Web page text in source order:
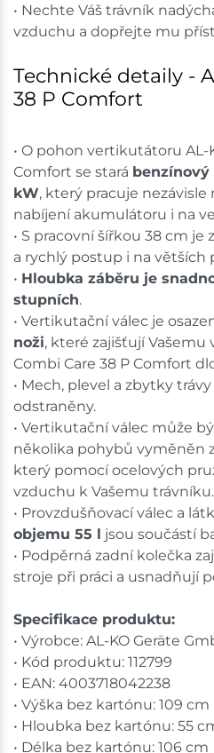
• Nechte Váš trávník
vzduchu a dopřejte mu
Technické detaily -
38 P Comfort
• O pohon vertikutátoru AL-
Comfort se stará benzínový
kW, který pracuje
nabíjení akumulátoru i na
• S pracovní šířkou 38 cm
a rychlý postup i na větších
• Hloubka záběru je
stupních.
• Vertikutační válec je
noži, které zajišťují
Combi Care 38 P Comfort
• Mech, plevel a zbytky
odstraněny.
• Vertikutační válec může
několika pohybů vyměněn
který pomocí ocelových
vzduchu k Vašemu trávníku.
• Provzdušňovací válec a
objemu 55 l jsou součástí
• Podpěrná zadní kolečka
stroje při práci a usnadňují
Specifikace produktu:
• Výrobce: AL-KO Geräte
• Kód produktu: 112799
• EAN: 4003718042238
• Výška bez kartónu: 109 cm
• Hloubka bez kartónu: 55
• Délka bez kartónu: 106 cm